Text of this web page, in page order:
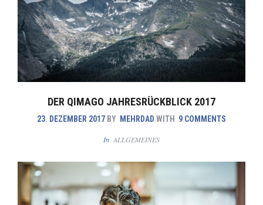
DER QIMAGO JAHRESRÜCKBLICK 2017
23. DEZEMBER 2017 BY MEHRDAD WITH 9 COMMENTS
In ALLGEMEINES